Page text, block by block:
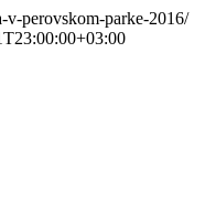
v-perovskom-parke-2016/